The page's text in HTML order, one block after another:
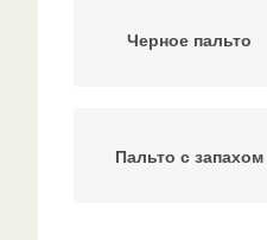
Черное пальто
Пальто с запахом